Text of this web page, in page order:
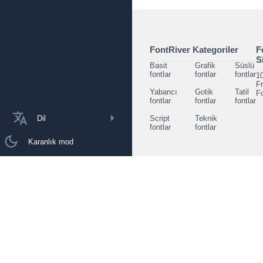
Dil
Karanlık mod
FontRiver Kategoriler
Basit
fontlar
Grafik
fontlar
Süslü
fontlar
Yabancı
fontlar
Gotik
fontlar
Tatil
fontlar
Script
fontlar
Teknik
fontlar